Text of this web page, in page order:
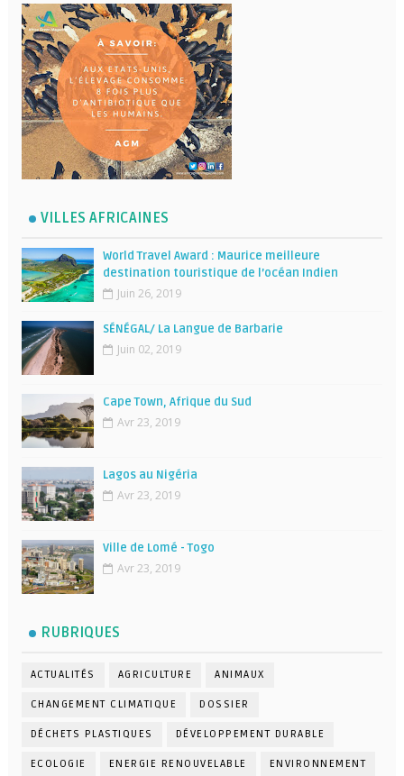
VILLES AFRICAINES
World Travel Award : Maurice meilleure
destination touristique de l’océan Indien
Juin 26, 2019
SÉNÉGAL/ La Langue de Barbarie
Juin 02, 2019
Cape Town, Afrique du Sud
Avr 23, 2019
Lagos au Nigéria
Avr 23, 2019
Ville de Lomé - Togo
Avr 23, 2019
RUBRIQUES
ACTUALITÉS AGRICULTURE ANIMAUX
CHANGEMENT CLIMATIQUE DOSSIER
DÉCHETS PLASTIQUES DÉVELOPPEMENT DURABLE
ECOLOGIE ENERGIE RENOUVELABLE ENVIRONNEMENT